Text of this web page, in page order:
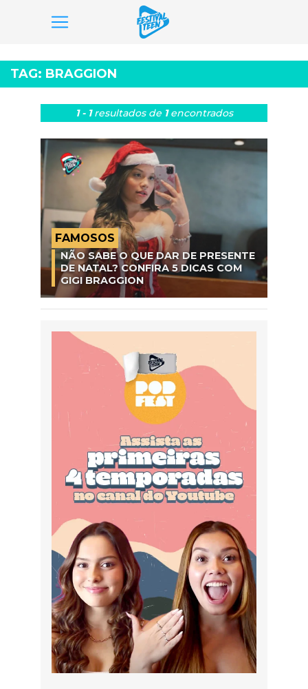
para
o
conteúdo
TAG: BRAGGION
1 - 1resultados de 1encontrados
FAMOSOS
NÃO SABE O QUE DAR DE PRESENTE
DE NATAL? CONFIRA 5 DICAS COM
GIGI BRAGGION